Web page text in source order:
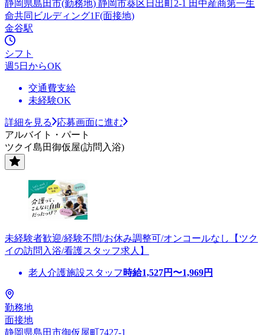
静岡県島田市(勤務地) 静岡市葵区日出町2-1 田中産商第一生
命共同ビルディング1F(面接地)
金谷駅
シフト
週5日からOK
交通費支給
未経験OK
詳細を見る
応募画面に進む
アルバイト・パート
ツクイ島田御仮屋(訪問入浴)
未経験者歓迎/経験不問/お休み調整可/オンコールなし【ツク
イの訪問入浴/看護スタッフ求人】
老人介護施設スタッフ 時給1,527円〜1,969円
勤務地
面接地
静岡県島田市御仮屋町7427-1